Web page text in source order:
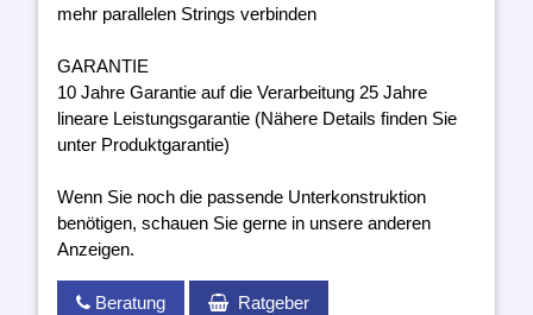
mehr parallelen Strings verbinden
GARANTIE
10 Jahre Garantie auf die Verarbeitung 25 Jahre
lineare Leistungsgarantie (Nähere Details finden Sie
unter Produktgarantie)
Wenn Sie noch die passende Unterkonstruktion
benötigen, schauen Sie gerne in unsere anderen
Anzeigen.
Beratung Ratgeber